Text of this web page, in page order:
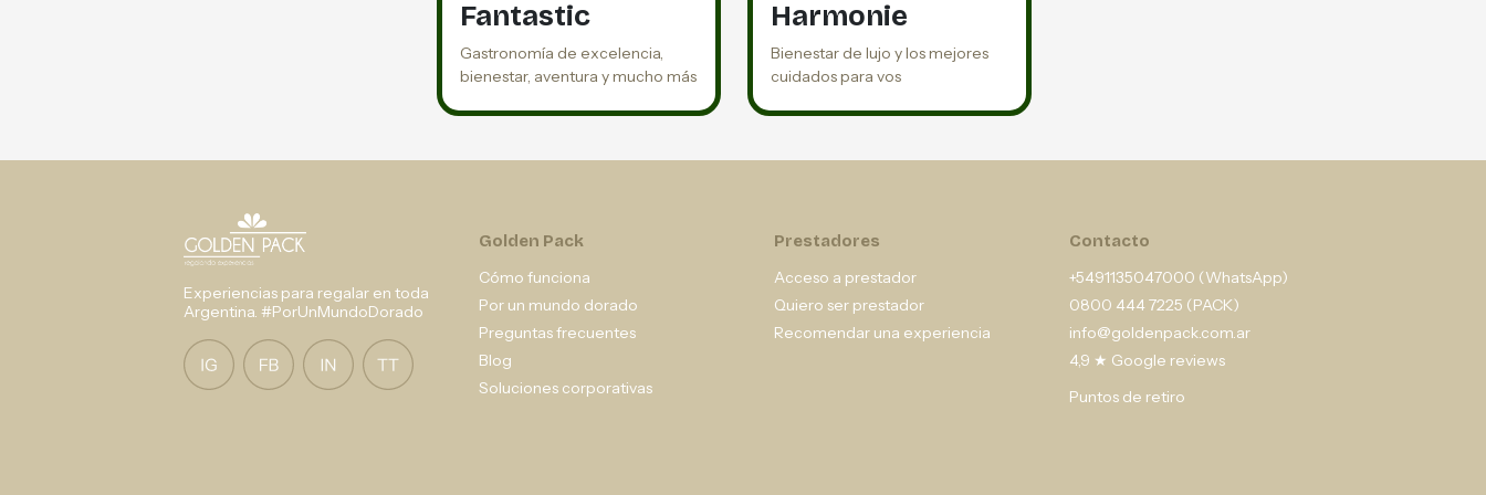
Fantastic
Gastronomía de excelencia,
bienestar, aventura y mucho más
Harmonie
Bienestar de lujo y los mejores
cuidados para vos
Experiencias para regalar en toda
Argentina. #PorUnMundoDorado
Golden Pack
Cómo funciona
Por un mundo dorado
Preguntas frecuentes
Blog
Soluciones corporativas
Prestadores
Acceso a prestador
Quiero ser prestador
Recomendar una experiencia
Contacto
+5491135047000 (WhatsApp)
0800 444 7225 (PACK)
info@goldenpack.com.ar
4,9 ★ Google reviews
Puntos de retiro